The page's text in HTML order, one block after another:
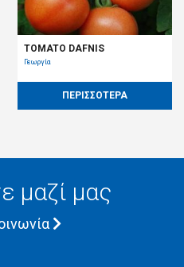
TOMATO DAFNIS
Γεωργία
ΠΕΡΙΣΣΟΤΕΡΑ
μαζί μας